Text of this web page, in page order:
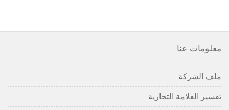
معلومات عنا
ملف الشركة
تفسير العلامة التجارية